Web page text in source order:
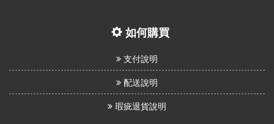
如何購買
支付說明
配送說明
瑕疵退貨說明